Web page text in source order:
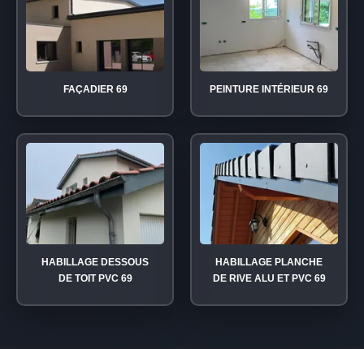
FAÇADIER 69 PEINTURE INTÉRIEUR 69
HABILLAGE DESSOUS
DE TOIT PVC 69
HABILLAGE PLANCHE
DE RIVE ALU ET PVC 69